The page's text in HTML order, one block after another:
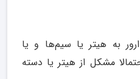
ارور به هیتر یا سیم‌‌ها و یا
مشکل از هیتر یا دسته‌